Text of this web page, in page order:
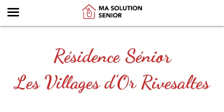
Résidence Sénior
Les Villages d’Or Rivesaltes